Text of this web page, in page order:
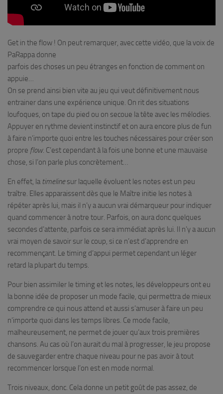
Get in the flow ! On peut remarquer, avec cette vidéo, que la voix de
PaRappa donne
parfois des choses un peu étranges en fonction de comment on
appuie…
On se prend ainsi bien vite au jeu qui veut définitivement nous
entrainer dans une expérience unique. On rit des situations
loufoques, on tape du pied ou on secoue la tête avec les mélodies.
Appuyer en rythme devient instinctif et on aura encore plus de fun
à faire n’importe quoi entre les touches nécessaires pour créer son
propre flow. C’est cependant à la fois une bonne et une mauvaise
chose, si l’on parle plus concrètement…
En effet, la timelinesur laquelle évoluent les notes est un peu
traître. Elles apparaissent dès que le Maître initie les notes à
répéter après lui, mais il n’y a aucun vrai démarqueur pour indiquer
quand commencer à notre tour. Parfois, on aura donc quelques
secondes d’attente, parfois ce sera immédiat après lui. Il n’y a aucun
vrai moyen de savoir sur le coup, si ce n’est d’apprendre en
recommençant. Le timing d’appui permet cependant un léger
retard la plupart du temps.
Pour bien assimiler le timing et les notes, les développeurs ont eu
la bonne idée de proposer un mode facile, qui permettra de mieux
comprendre ce qui nous attend et aussi s’amuser à faire un peu
n’importe quoi dans les temps libres. Ce mode facile,
malheureusement, ne permet de jouer qu’aux trois premières
chansons. Au cas où l’on aurait du mal à progresser, le jeu propose
de sauvegarder entre chaque niveau pour ne pas avoir à tout
recommencer lorsque l’on est en mode normal.
Trois niveaux, donc. Cela donne un petit goût de pas assez, de